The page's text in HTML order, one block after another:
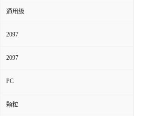
通用级
2097
2097
PC
颗粒